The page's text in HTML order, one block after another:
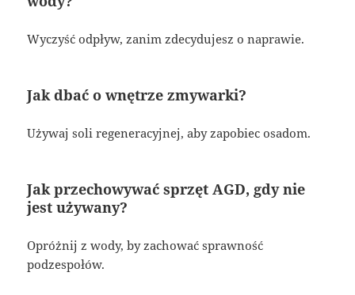
Wyczyść odpływ, zanim zdecydujesz o naprawie.
Jak dbać o wnętrze zmywarki?
Używaj soli regeneracyjnej, aby zapobiec osadom.
Jak przechowywać sprzęt AGD, gdy nie
jest używany?
Opróżnij z wody, by zachować sprawność
podzespołów.